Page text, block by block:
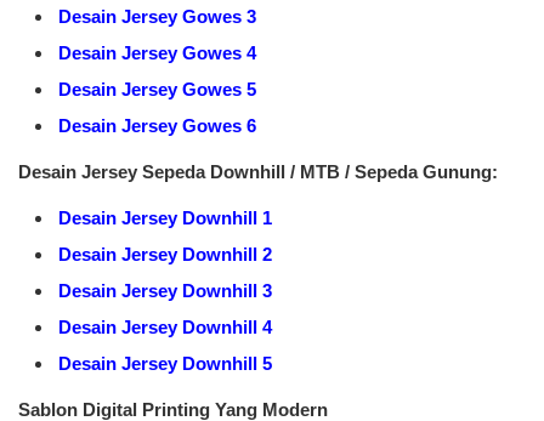
Desain Jersey Gowes 3
Desain Jersey Gowes 4
Desain Jersey Gowes 5
Desain Jersey Gowes 6
Desain Jersey Sepeda Downhill / MTB / Sepeda Gunung:
Desain Jersey Downhill 1
Desain Jersey Downhill 2
Desain Jersey Downhill 3
Desain Jersey Downhill 4
Desain Jersey Downhill 5
Sablon Digital Printing Yang Modern